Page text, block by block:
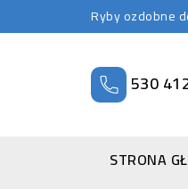
Ryby ozdobne
530
STRONA